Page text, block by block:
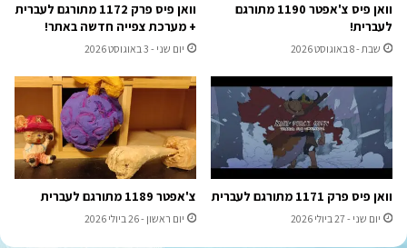
וואן פיס צ'אפטר 1190 מתורגם
לעברית!
שבת - 8 באוגוסט 2026
וואן פיס פרק 1172 מתורגם לעברית
+ מערכת צפייה חדשה באתר!
יום שני - 3 באוגוסט 2026
וואן פיס פרק 1171 מתורגם לעברית
יום שני - 27 ביולי 2026
צ'אפטר 1189 מתורגם לעברית
יום ראשון - 26 ביולי 2026